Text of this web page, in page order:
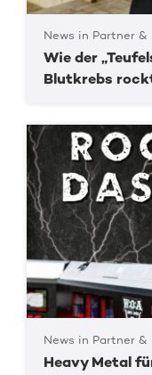
News in Partner &
Wie der
Blutkrebs
News in Partner &
Heavy Metal